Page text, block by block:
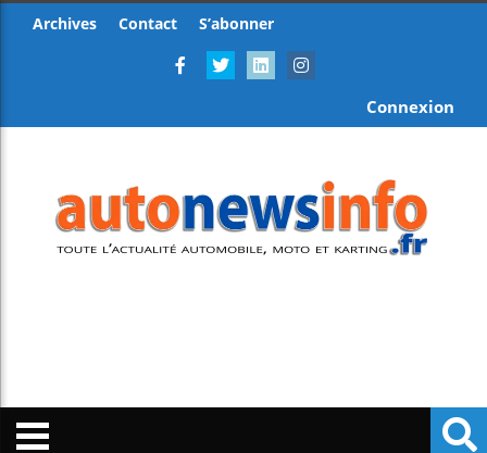
Archives Contact S’abonner
Connexion